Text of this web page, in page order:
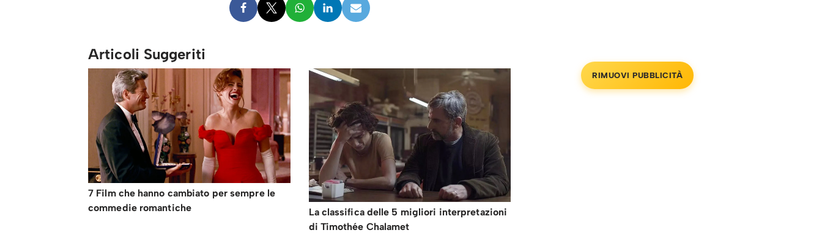
Articoli Suggeriti
7 Film che hanno cambiato per sempre le
commedie romantiche
La classifica delle 5 migliori interpretazioni
di Timothée Chalamet
RIMUOVI PUBBLICITÀ